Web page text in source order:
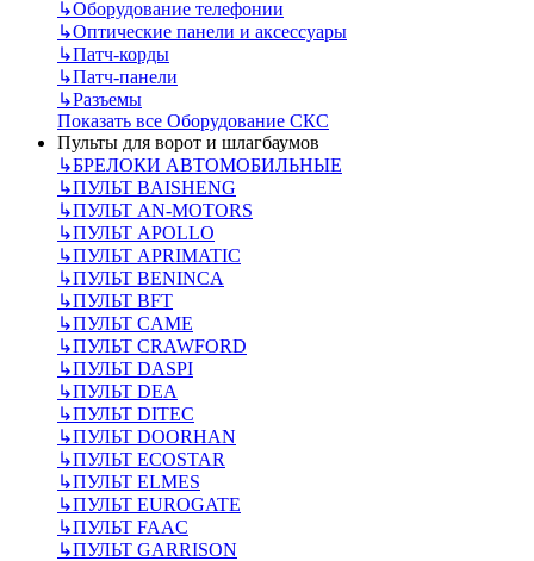
↳Оборудование телефонии
↳Оптические панели и аксессуары
↳Патч-корды
↳Патч-панели
↳Разъемы
Показать все Оборудование СКС
Пульты для ворот и шлагбаумов
↳БРЕЛОКИ АВТОМОБИЛЬНЫЕ
↳ПУЛЬТ BAISHENG
↳ПУЛЬТ AN-MOTORS
↳ПУЛЬТ APOLLO
↳ПУЛЬТ APRIMATIC
↳ПУЛЬТ BENINCA
↳ПУЛЬТ BFT
↳ПУЛЬТ CAME
↳ПУЛЬТ CRAWFORD
↳ПУЛЬТ DASPI
↳ПУЛЬТ DEA
↳ПУЛЬТ DITEC
↳ПУЛЬТ DOORHAN
↳ПУЛЬТ ECOSTAR
↳ПУЛЬТ ELMES
↳ПУЛЬТ EUROGATE
↳ПУЛЬТ FAAC
↳ПУЛЬТ GARRISON